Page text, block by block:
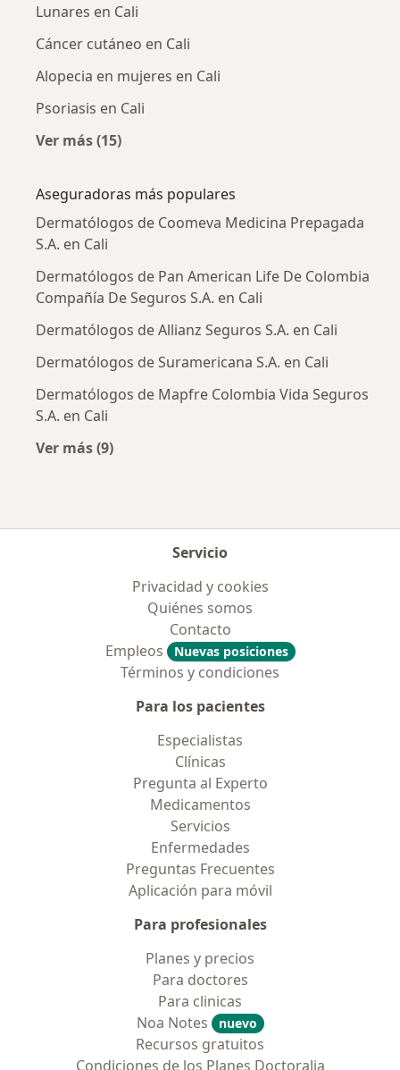
Lunares en Cali
Cáncer cutáneo en Cali
Alopecia en mujeres en Cali
Psoriasis en Cali
Ver más (15)
Aseguradoras más populares
Dermatólogos de Coomeva Medicina Prepagada
S.A. en Cali
Dermatólogos de Pan American Life De Colombia
Compañía De Seguros S.A. en Cali
Dermatólogos de Allianz Seguros S.A. en Cali
Dermatólogos de Suramericana S.A. en Cali
Dermatólogos de Mapfre Colombia Vida Seguros
S.A. en Cali
Ver más (9)
Servicio
Privacidad y cookies
Quiénes somos
Contacto
Empleos
Nuevas posiciones
Términos y condiciones
Para los pacientes
Especialistas
Clínicas
Pregunta al Experto
Medicamentos
Servicios
Enfermedades
Preguntas Frecuentes
Aplicación para móvil
Para profesionales
Planes y precios
Para doctores
Para clinicas
Noa Notes
nuevo
Recursos gratuitos
Condiciones de los Planes Doctoralia